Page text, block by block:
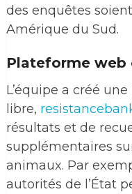
des enquêtes
Amérique du Sud.
Plateforme web
L’équipe a créé
libre,
résultats et de
supplémentaires
animaux. Par
autorités de l’État